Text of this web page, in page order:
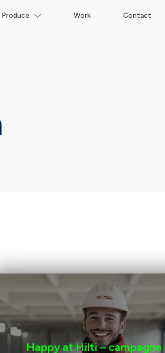
Produce. Work Contact
Happy at Hilti – campagne